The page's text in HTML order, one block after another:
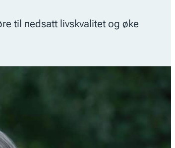
til nedsatt livskvalitet og øke